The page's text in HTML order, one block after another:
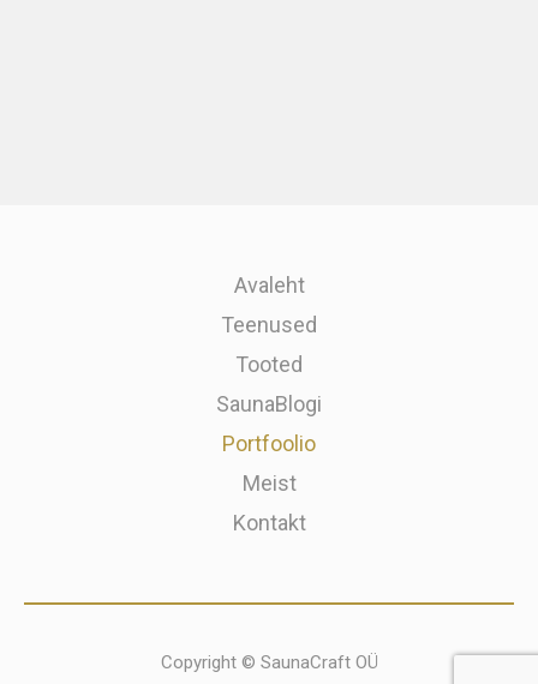
Avaleht
Teenused
Tooted
SaunaBlogi
Portfoolio
Meist
Kontakt
Copyright © SaunaCraft OÜ